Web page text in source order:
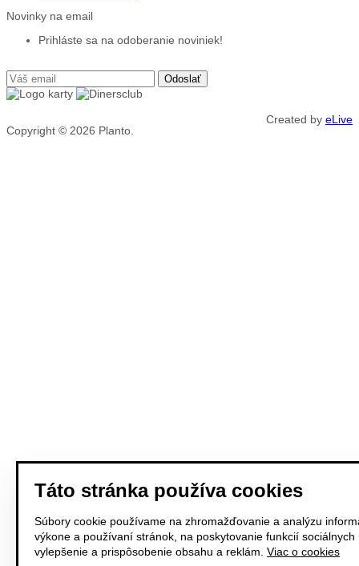
Novinky na email
Prihláste sa na odoberanie noviniek!
Copyright © 2026 Planto.
Created by eLive
Táto stránka používa cookies
Súbory cookie používame na zhromažďovanie a analýzu
výkone a používaní stránok, na poskytovanie funkcií sociálnych
vylepšenie a prispôsobenie obsahu a reklám. Viac o cookies